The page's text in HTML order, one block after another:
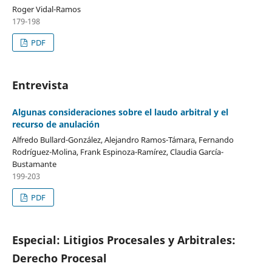
Roger Vidal-Ramos
179-198
PDF
Entrevista
Algunas consideraciones sobre el laudo arbitral y el
recurso de anulación
Alfredo Bullard-González, Alejandro Ramos-Támara, Fernando
Rodríguez-Molina, Frank Espinoza-Ramírez, Claudia García-
Bustamante
199-203
PDF
Especial: Litigios Procesales y Arbitrales:
Derecho Procesal